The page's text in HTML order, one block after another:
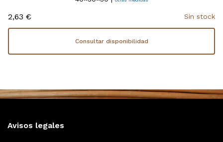
2,63 € Sin stock
Consultar disponibilidad
Avisos legales